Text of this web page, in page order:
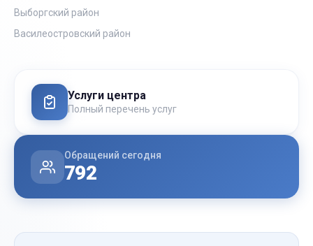
Выборгский район
Василеостровский район
Услуги центра
Полный перечень услуг
Обращений сегодня
792